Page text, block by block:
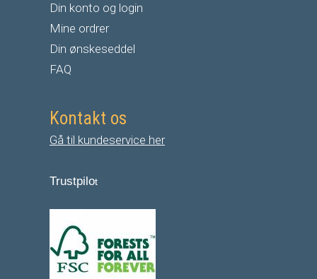
Din konto og login
Mine ordrer
Din ønskeseddel
FAQ
Kontakt os
Gå til kundeservice her
Trustpilot